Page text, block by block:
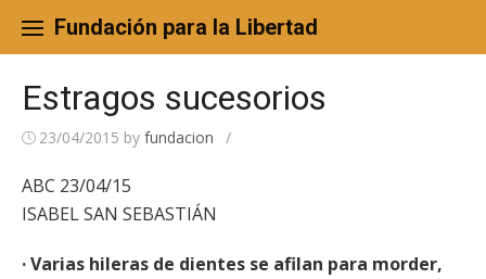
content
Fundación para la Libertad
Estragos sucesorios
23/04/2015 by fundacion /
ABC 23/04/15
ISABEL SAN SEBASTIÁN
· Varias hileras de dientes se afilan para morder,